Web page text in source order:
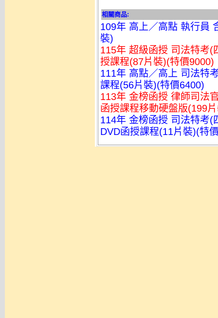
相關商品:
109年 高上／高點 執行員
裝)
115年 超級函授 司法特考(
授課程(87片裝)(特價9000)
111年 高點／高上 司法特
課程(56片裝)(特價6400)
113年 金榜函授 律師司法
函授課程移動硬盤版(199
114年 金榜函授 司法特考(
DVD函授課程(11片裝)(特